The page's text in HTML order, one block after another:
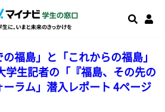
福島」と「これからの福島」
学生記者の「『福島、その先の
ラム」潜入レポート 4ページ